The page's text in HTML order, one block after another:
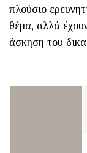
πλούσιο
θέμα, αλλά
άσκηση του